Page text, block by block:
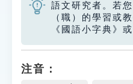
語文研究者。若
（職）的學習或
《國語小字典》
注音：